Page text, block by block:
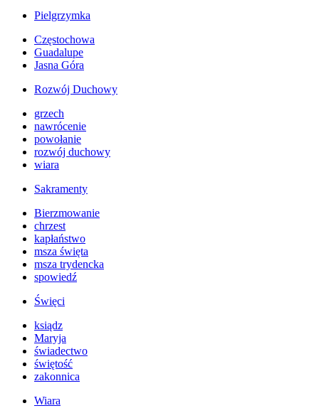
Pielgrzymka
Częstochowa
Guadalupe
Jasna Góra
Rozwój Duchowy
grzech
nawrócenie
powołanie
rozwój duchowy
wiara
Sakramenty
Bierzmowanie
chrzest
kapłaństwo
msza święta
msza trydencka
spowiedź
Święci
ksiądz
Maryja
świadectwo
świętość
zakonnica
Wiara